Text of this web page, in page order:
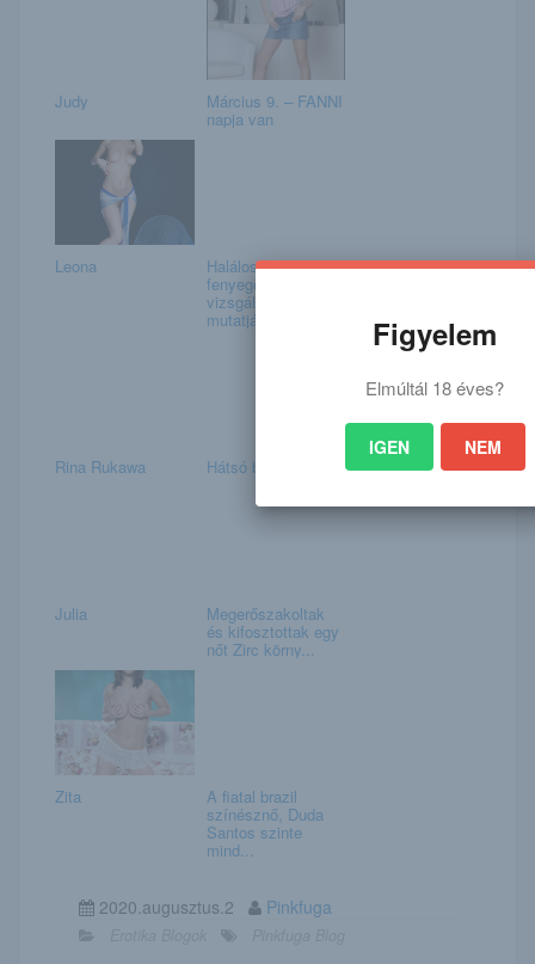
Judy Március 9. – FANNI
napja van
Leona Halálos drog
fenyeget! A
vizsgálatok sem
mutatják ...
Rina Rukawa Hátsó betekintés 4
Julia Megerőszakoltak
és kifosztottak egy
nőt Zirc körny...
Zita A fiatal brazil
színésznő, Duda
Santos szinte
mind...
2020.augusztus.2 Pinkfuga
Figyelem
Elmúltál 18 éves?
IGEN NEM